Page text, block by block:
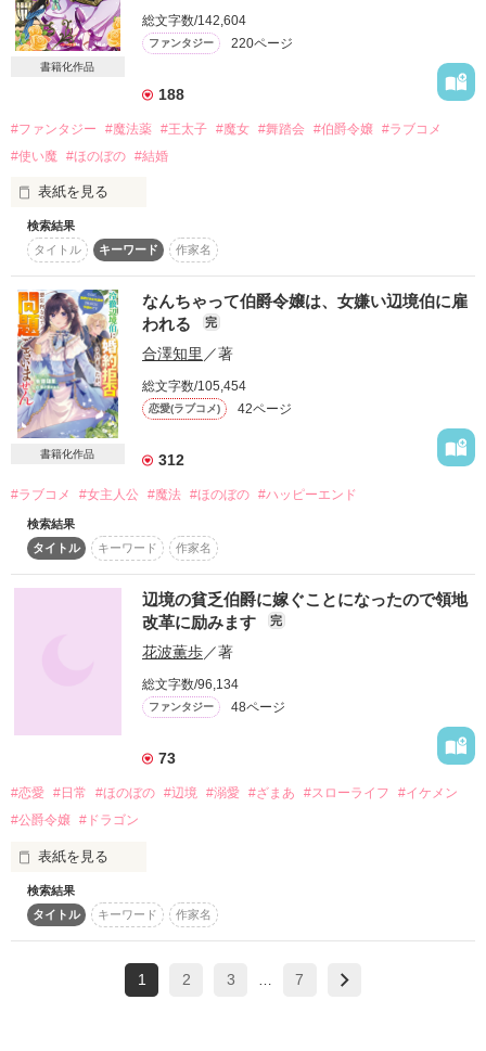
×
「君が秘密を守れるというなら、君の実家を支援しよう。もち
ろん、世間にばれないようになら、なんでも好きにしてもらっ
伯爵、三十七歳。
驚くような好条件（？）でドロシアへの縁談を持ち掛けてき
秘密の多い伯爵様との歳の差婚の行方は……？
2017/05/15　更新開始
2017/07/20　完結
しかし、海の向こうからやって来た留学生と日に日に親密に
なっていゆく王太子の様子を見て、円満に婚約を破棄してもら
おうと決心するのだが――！？
脳筋ヒロインが斜め上に突っ走るラブコメファンタジーで
micoro様／lisayam様
くまく様／ねーさん様
永遠様／ひまわり様
usamo様
エブリスタさま
小説家になろうさまでも公開しています
書籍化作品
総文字数/142,604
ファンタジー 220ページ
188
#ファンタジー #魔法薬 #王太子 #魔女 #舞踏会 #伯爵令嬢 #ラブコメ
#使い魔
#ほのぼの #結婚
表紙を見る
【書籍化に伴い、7月10日より部分公開となります。ご了承く
ださい】
原題：『王太子様に、恋という名のお薬を』
ギールランドの国王には悩みの種がある。
それは息子がなかなか結婚相手を決めてくれないことだ。
その気にさせるために舞踏会を数多く催すも、一向に進展はな
い。
「あいにくですが父上。俺にはどの家の娘も同じに見えます」
ギルバート＝ローガン　十九歳
実は魔女（？）な薬屋グリーンリーフの看板娘
「最近、すごく栄養剤が売れるよね。
全く、王子様も結婚相手くらい、自分で決めればいいのに」
ひょんなことから出会って恋をした。
そこから始まるドタバタラブファンタジー
「……あなたが王子様だなんて、知らないほうが良かった」
検索結果
タイトル
キーワード 作家名
書籍化作品
なんちゃって伯爵令嬢は、女嫌い辺境伯に雇
われる
完
合澤知里 ／著
総文字数/105,454
恋愛(ラブコメ) 42ページ
312
#ラブコメ #女主人公 #魔法 #ほのぼの #ハッピーエンド
検索結果
タイトル
キーワード 作家名
辺境の貧乏伯爵に嫁ぐことになったので領地
改革に励みます
完
花波薫歩／著
総文字数/96,134
ファンタジー 48ページ
73
#恋愛 #日常 #ほのぼの #辺境 #溺愛 #ざまあ #スローライフ
#イケメン
#公爵令嬢 #ドラゴン
表紙を見る
身に覚えのない罪を着せられ
婚約者である第二王子エルネストから
婚約を破棄されたアンジェリク。
辺境の貧乏伯爵セルジュに嫁ぐことになった。
エルネストに未練はないし、
検索結果
タイトル
キーワード 作家名
1 2 3 … 7